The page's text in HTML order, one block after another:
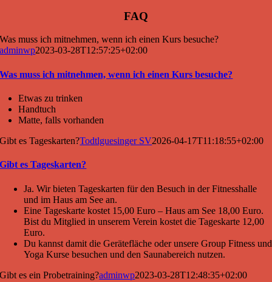
FAQ
Was muss ich mitnehmen, wenn ich einen Kurs besuche?
adminwp2023-03-28T12:57:25+02:00
Was muss ich mitnehmen, wenn ich einen Kurs besuche?
Etwas zu trinken
Handtuch
Matte, falls vorhanden
Gibt es Tageskarten?Todtlguesinger SV2026-04-17T11:18:55+02:00
Gibt es Tageskarten?
Ja. Wir bieten Tageskarten für den Besuch in der Fitnesshalle
und im Haus am See an.
Eine Tageskarte kostet 15,00 Euro – Haus am See 18,00 Euro.
Bist du Mitglied in unserem Verein kostet die Tageskarte 12,00
Euro.
Du kannst damit die Gerätefläche oder unsere Group Fitness und
Yoga Kurse besuchen und den Saunabereich nutzen.
Gibt es ein Probetraining?adminwp2023-03-28T12:48:35+02:00